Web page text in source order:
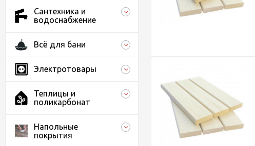
Сантехника и
водоснабжение
Всё для бани
Электротовары
Теплицы и
поликарбонат
Напольные
покрытия